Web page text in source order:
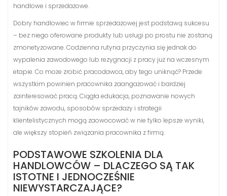
handlowe i sprzedażowe.
Dobry handlowiec w firmie sprzedażowej jest podstawą sukcesu
– bez niego oferowane produkty lub usługi po prostu nie zostaną
zmonetyzowane. Codzienna rutyna przyczynia się jednak do
wypalenia zawodowego lub rezygnacji z pracy już na wczesnym
etapie. Co może zrobić pracodawca, aby tego uniknąć? Przede
wszystkim powinien pracownika zaangażować i bardziej
zainteresować pracą. Ciągła edukacja, poznawanie nowych
tajników zawodu, sposobów sprzedaży i strategii
klientelistycznych mogą zaowocować w nie tylko lepsze wyniki,
ale większy stopień związania pracownika z firmą.
PODSTAWOWE SZKOLENIA DLA
HANDLOWCÓW – DLACZEGO SĄ TAK
ISTOTNE I JEDNOCZEŚNIE
NIEWYSTARCZAJĄCE?